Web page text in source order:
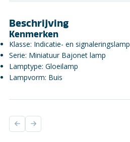
Beschrijving
Kenmerken
Klasse: Indicatie- en signaleringslamp
Serie: Miniatuur Bajonet lamp
Lamptype: Gloeilamp
Lampvorm: Buis